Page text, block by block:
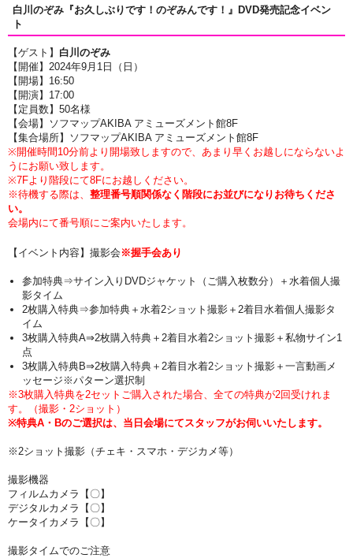
白川のぞみ『お久しぶりです！のぞみんです！』DVD発売記念イベン
ト
【ゲスト】 白川のぞみ
【開催】2024年9月1日（日）
【開場】16:50
【開演】17:00
【定員数】50名様
【会場】ソフマップAKIBA アミューズメント館8F
【集合場所】ソフマップAKIBA アミューズメント館8F
※開催時間10分前より開場致しますので、あまり早くお越しにならないよ
うにお願い致します。
※7Fより階段にて8Fにお越しください。
※待機する際は、 整理番号順関係なく階段にお並びになりお待ちくださ
い。
会場内にて番号順にご案内いたします。
【イベント内容】撮影会 ※握手会あり
参加特典⇒サイン入りDVDジャケット（ご購入枚数分）＋水着個人撮
影タイム
2枚購入特典⇒参加特典＋水着2ショット撮影＋2着目水着個人撮影タ
イム
3枚購入特典A⇒2枚購入特典＋2着目水着2ショット撮影＋私物サイン1
点
3枚購入特典B⇒2枚購入特典＋2着目水着2ショット撮影＋ 一言動画メ
ッセージ※パターン選択制
※3枚購入特典を2セットご購入された場合、全ての特典が2回受けれま
す。（撮影・2ショット）
※特典A・Bのご選択は、当日会場にてスタッフがお伺いいたします。
※2ショット撮影（チェキ・スマホ・デジカメ等）
撮影機器
フィルムカメラ【〇】
デジタルカメラ【〇】
ケータイカメラ【〇】
撮影タイムでのご注意